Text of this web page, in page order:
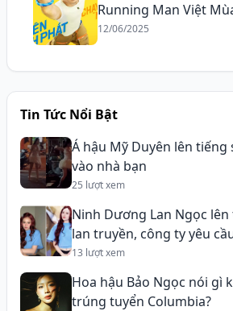
Running Man Việt
12/06/2025
Tin Tức Nổi Bật
Á hậu Mỹ Duyên lên tiếng
vào nhà bạn
25 lượt xem
Ninh Dương Lan Ngọc
lan truyền, công ty yêu
13 lượt xem
Hoa hậu Bảo Ngọc nói gì
trúng tuyển Columbia?